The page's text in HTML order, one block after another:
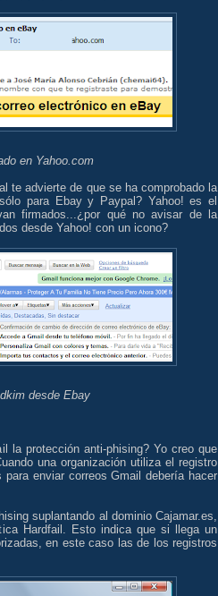
en Yahoo.com
te advierte de que se ha comprobado la
para Ebay y Paypal? Yahoo! es el
firmados...¿por qué no avisar de la
desde Yahoo! con un icono?
desde Ebay
la protección anti-phising? Yo creo que
una organización utiliza el registro
enviar correos Gmail debería hacer
suplantando al dominio Cajamar.es,
Hardfail. Esto indica que si llega un
en este caso las de los registros